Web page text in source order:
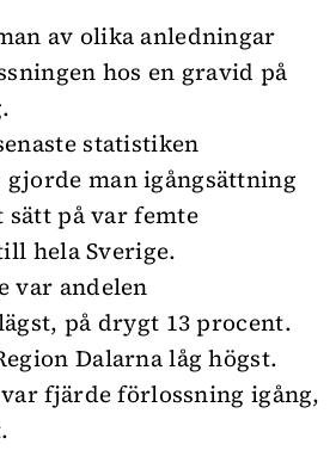
av olika anledningar
hos en gravid på
statistiken
gjorde man igångsättning
sätt på var femte
hela Sverige.
var andelen
på drygt 13 procent.
Dalarna låg högst.
fjärde förlossning igång,